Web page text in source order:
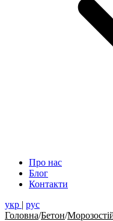
Про нас
Блог
Контакти
укр | рус
Головна/Бетон/